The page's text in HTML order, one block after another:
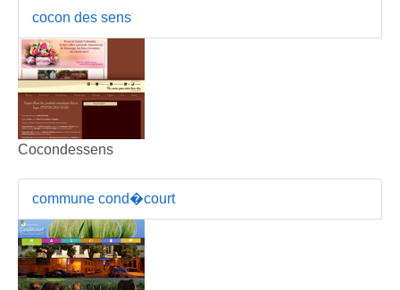
cocon des sens
Cocondessens
commune cond�court